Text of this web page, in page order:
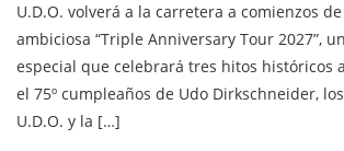
U.D.O. volverá a la carretera a comienzos
ambiciosa “Triple Anniversary Tour 2027”,
especial que celebrará tres hitos históricos
el 75º cumpleaños de Udo Dirkschneider,
U.D.O. y la […]